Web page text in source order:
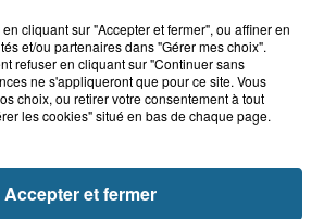
cliquant sur "Accepter et fermer", ou affiner en
et/ou partenaires dans "Gérer mes choix".
refuser en cliquant sur "Continuer sans
ne s'appliqueront que pour ce site. Vous
choix, ou retirer votre consentement à tout
les cookies" situé en bas de chaque page.
Accepter et fermer